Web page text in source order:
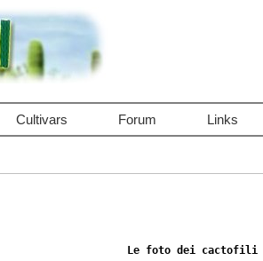
Cultivars Forum Links
Le foto dei cactofili